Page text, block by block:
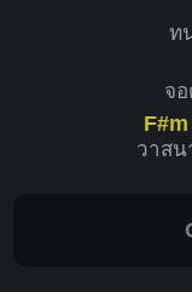
ท
จ
วา
F#m
สน